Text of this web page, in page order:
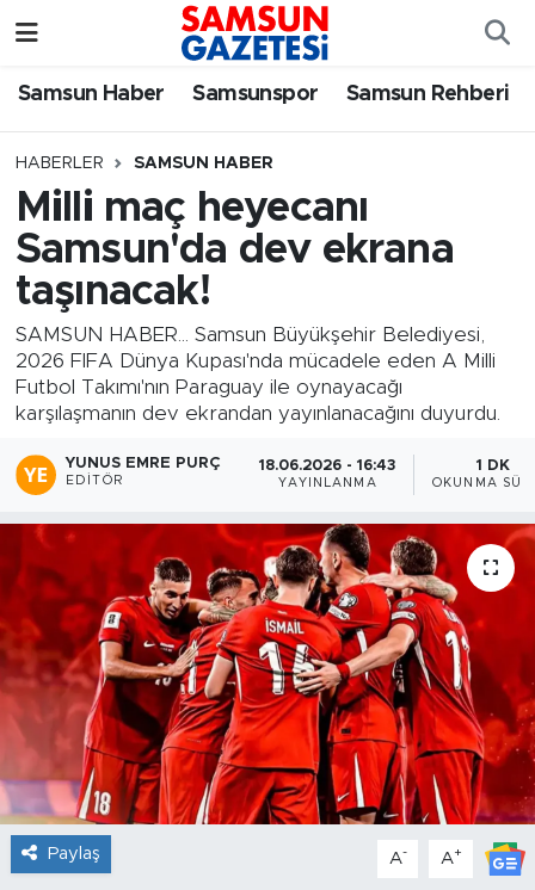
Samsun Haber Samsunspor Samsun Rehberi
HABERLER SAMSUN HABER
Milli maç heyecanı
Samsun'da dev ekrana
taşınacak!
SAMSUN HABER... Samsun Büyükşehir Belediyesi,
2026 FIFA Dünya Kupası'nda mücadele eden A Milli
Futbol Takımı'nın Paraguay ile oynayacağı
karşılaşmanın dev ekrandan yayınlanacağını duyurdu.
YUNUS EMRE PURÇ
EDITÖR
18.06.2026 - 16:43
YAYINLANMA
1 DK
OKUNMA
Paylaş A- A+
Samsun Haber
Samsun Rehberi
Resmi İlanlar
Samsun Nöbetçi Eczaneler
SAMSUN Namaz Vakitleri
Samsun Trafik Yoğunluk Haritası
Süper Lig Puan Durumu ve Fikstür
Tüm Manşetler
Son Dakika Haberleri